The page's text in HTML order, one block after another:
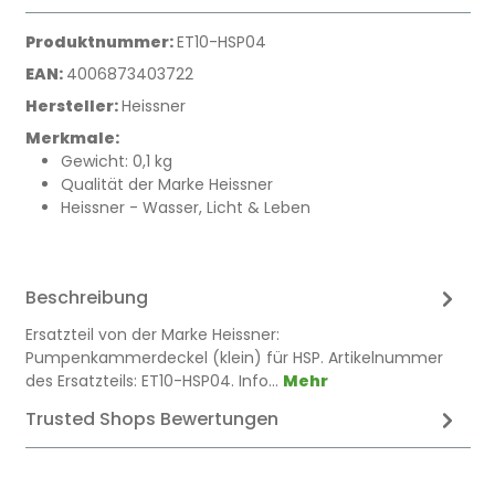
Produktnummer:ET10-HSP04
EAN: 4006873403722
Hersteller:Heissner
Merkmale:
Gewicht: 0,1 kg
Qualität der Marke Heissner
Heissner - Wasser, Licht & Leben
Beschreibung
Ersatzteil von der Marke Heissner:
Pumpenkammerdeckel (klein) für HSP. Artikelnummer
des Ersatzteils: ET10-HSP04. Info… Mehr
Trusted Shops Bewertungen